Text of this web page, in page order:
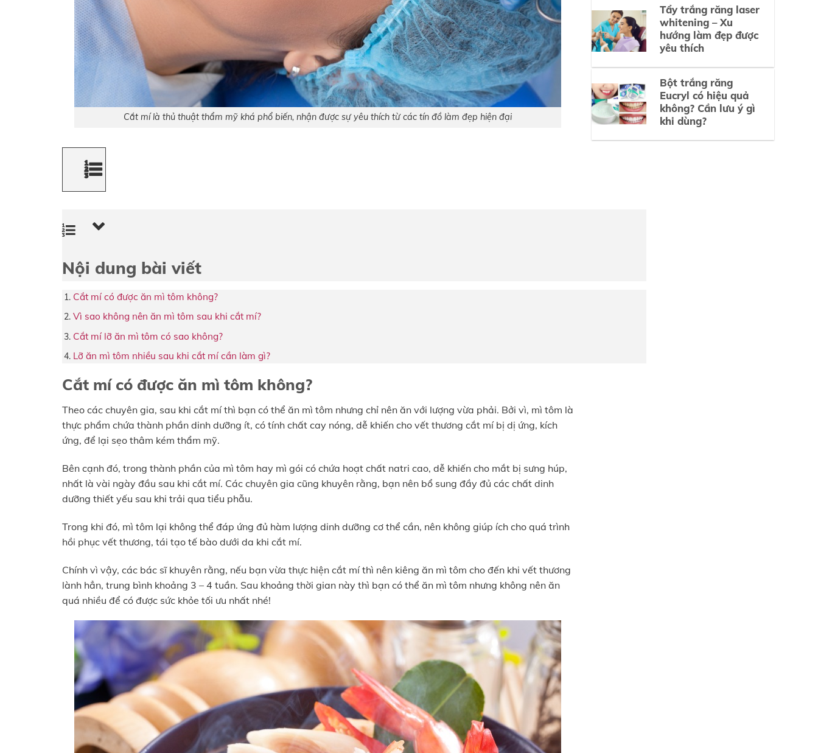
Cắt mí là thủ thuật thẩm mỹ khá phổ biến, nhận được sự yêu thích từ các tín đồ làm đẹp hiện đại
Nội dung bài viết
Cắt mí có được ăn mì tôm không?
Vì sao không nên ăn mì tôm sau khi cắt mí?
Cắt mí lỡ ăn mì tôm có sao không?
Lỡ ăn mì tôm nhiều sau khi cắt mí cần làm gì?
Cắt mí có được ăn mì tôm không?
Theo các chuyên gia, sau khi cắt mí thì bạn có thể ăn mì tôm nhưng chỉ nên ăn với lượng vừa phải. Bởi vì, mì tôm là
thực phẩm chứa thành phần dinh dưỡng ít, có tính chất cay nóng, dễ khiến cho vết thương cắt mí bị dị ứng, kích
ứng, để lại sẹo thâm kém thẩm mỹ.
Bên cạnh đó, trong thành phần của mì tôm hay mì gói có chứa hoạt chất natri cao, dễ khiến cho mắt bị sưng húp,
nhất là vài ngày đầu sau khi cắt mí. Các chuyên gia cũng khuyên rằng, bạn nên bổ sung đầy đủ các chất dinh
dưỡng thiết yếu sau khi trải qua tiểu phẫu.
Trong khi đó, mì tôm lại không thể đáp ứng đủ hàm lượng dinh dưỡng cơ thể cần, nên không giúp ích cho quá trình
hồi phục vết thương, tái tạo tế bào dưới da khi cắt mí.
Chính vì vậy, các bác sĩ khuyên rằng, nếu bạn vừa thực hiện cắt mí thì nên kiêng ăn mì tôm cho đến khi vết thương
lành hẳn, trung bình khoảng 3 – 4 tuần. Sau khoảng thời gian này thì bạn có thể ăn mì tôm nhưng không nên ăn
quá nhiều để có được sức khỏe tối ưu nhất nhé!
Tẩy trắng răng laser
whitening – Xu
hướng làm đẹp được
yêu thích
Bột trắng răng
Eucryl có hiệu quả
không? Cần lưu ý gì
khi dùng?